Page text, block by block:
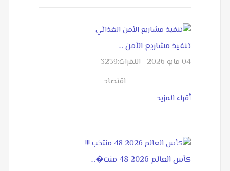
تنفيذ مشاريع الأمن …
04 مايو 2026 النقرات:3239
اقتصاد
أقراء المزيد
كأس العالم 2026 48 منت�…